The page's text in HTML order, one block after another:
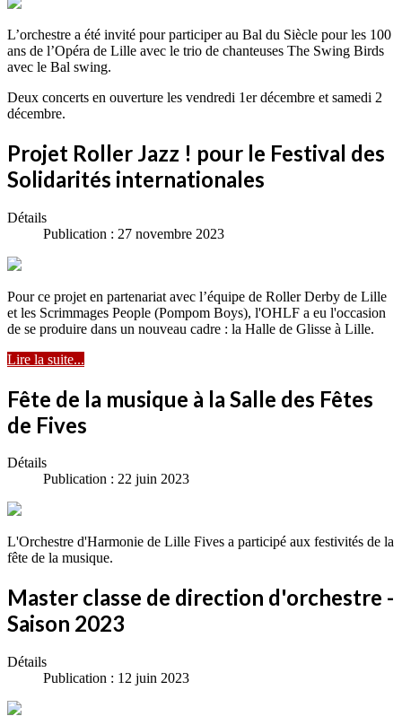
L’orchestre a été invité pour participer au Bal du Siècle pour les 100
ans de l’Opéra de Lille avec le trio de chanteuses The Swing Birds
avec le Bal swing.
Deux concerts en ouverture les vendredi 1er décembre et samedi 2
décembre.
Projet Roller Jazz ! pour le Festival des
Solidarités internationales
Détails
Publication : 27 novembre 2023
Pour ce projet en partenariat avec l’équipe de Roller Derby de Lille
et les Scrimmages People (Pompom Boys), l'OHLF a eu l'occasion
de se produire dans un nouveau cadre : la Halle de Glisse à Lille.
Lire la suite...
Fête de la musique à la Salle des Fêtes
de Fives
Détails
Publication : 22 juin 2023
L'Orchestre d'Harmonie de Lille Fives a participé aux festivités de la
fête de la musique.
Master classe de direction d'orchestre -
Saison 2023
Détails
Publication : 12 juin 2023